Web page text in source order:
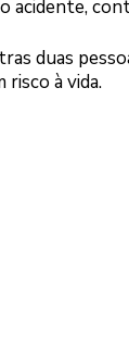
acidente,
duas
risco à vida.